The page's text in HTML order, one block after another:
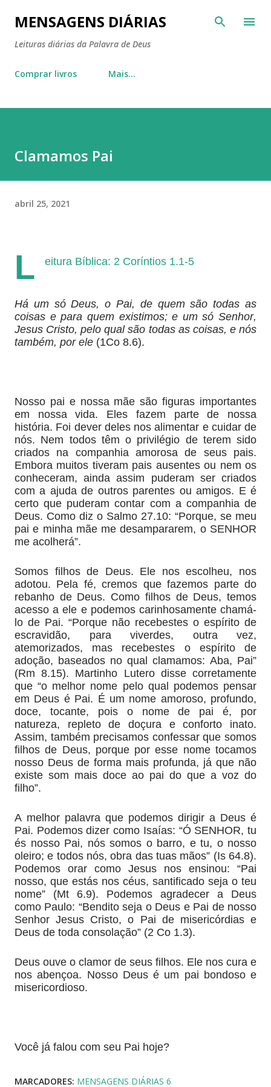
Pular para o conteúdo principal
MENSAGENS DIÁRIAS
Leituras diárias da Palavra de Deus
Comprar livros Mais…
Clamamos Pai
abril 25, 2021
L eitura Bíblica: 2 Coríntios 1.1-5
Há um só Deus, o Pai, de quem são todas as
coisas e para quem existimos; e um só Senhor,
Jesus Cristo, pelo qual são todas as coisas, e nós
também, por ele (1Co 8.6).
Nosso pai e nossa mãe são figuras importantes
em nossa vida. Eles fazem parte de nossa
história. Foi dever deles nos alimentar e cuidar de
nós. Nem todos têm o privilégio de terem sido
criados na companhia amorosa de seus pais.
Embora muitos tiveram pais ausentes ou nem os
conheceram, ainda assim puderam ser criados
com a ajuda de outros parentes ou amigos. E é
certo que puderam contar com a companhia de
Deus. Como diz o Salmo 27.10: “Porque, se meu
pai e minha mãe me desampararem, o SENHOR
me acolherá”.
Somos filhos de Deus. Ele nos escolheu, nos
adotou. Pela fé, cremos que fazemos parte do
rebanho de Deus. Como filhos de Deus, temos
acesso a ele e podemos carinhosamente chamá-
lo de Pai. “Porque não recebestes o espírito de
escravidão, para viverdes, outra vez,
atemorizados, mas recebestes o espírito de
adoção, baseados no qual clamamos: Aba, Pai”
(Rm 8.15). Martinho Lutero disse corretamente
que “o melhor nome pelo qual podemos pensar
em Deus é Pai. É um nome amoroso, profundo,
doce, tocante, pois o nome de pai é, por
natureza, repleto de doçura e conforto inato.
Assim, também precisamos confessar que somos
filhos de Deus, porque por esse nome tocamos
nosso Deus de forma mais profunda, já que não
existe som mais doce ao pai do que a voz do
filho”.
A melhor palavra que podemos dirigir a Deus é
Pai. Podemos dizer como Isaías: “Ó SENHOR, tu
és nosso Pai, nós somos o barro, e tu, o nosso
oleiro; e todos nós, obra das tuas mãos” (Is 64.8).
Podemos orar como Jesus nos ensinou: “Pai
nosso, que estás nos céus, santificado seja o teu
nome” (Mt 6.9). Podemos agradecer a Deus
como Paulo: “Bendito seja o Deus e Pai de nosso
Senhor Jesus Cristo, o Pai de misericórdias e
Deus de toda consolação” (2 Co 1.3).
Deus ouve o clamor de seus filhos. Ele nos cura e
nos abençoa. Nosso Deus é um pai bondoso e
misericordioso.
Você já falou com seu Pai hoje?
MARCADORES: MENSAGENS DIÁRIAS 6